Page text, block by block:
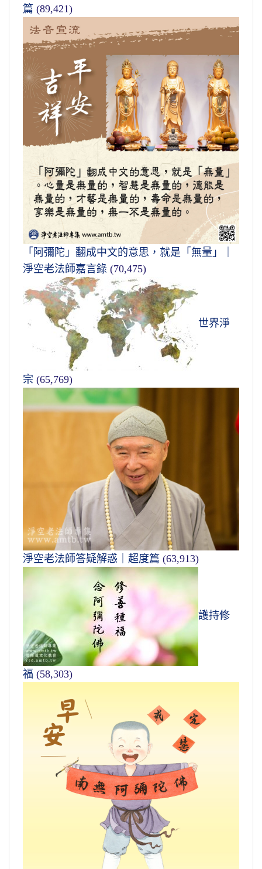
篇 (89,421)
「阿彌陀」翻成中文的意思，就是「無量」｜
淨空老法師嘉言錄 (70,475)
世界淨
宗 (65,769)
淨空老法師答疑解惑｜超度篇 (63,913)
護持修
福 (58,303)